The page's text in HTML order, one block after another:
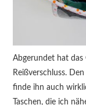
Abgerundet hat das
Reißverschluss.
finde ihn auch
Taschen, die ich